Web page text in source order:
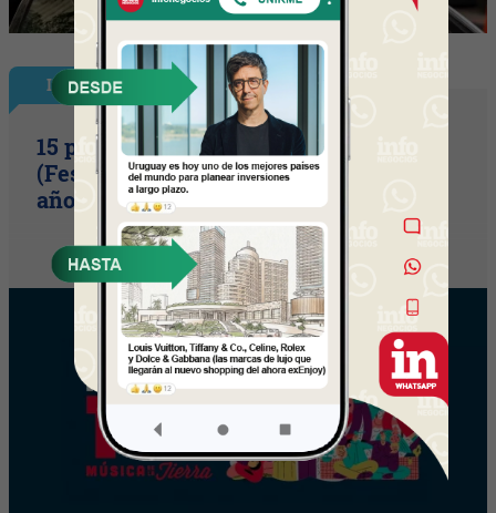
InfoShow
15 primaveras tienes que cumplir
(Festival Música de la Tierra celebra 15
años)